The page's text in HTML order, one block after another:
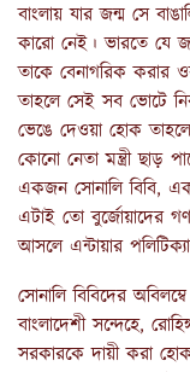
বাংলায় যার জন্ম সে
কারো নেই। ভারতে যে
তাকে বেনাগরিক করার
তাহলে সেই সব ভোটে
ভেঙে দেওয়া হোক
কোনো নেতা মন্ত্রী ছাড়
একজন সোনালি বিবি,
এটাই তো বুর্জোয়াদের
আসলে এন্টায়ার
সোনালি বিবিদের
বাংলাদেশী সন্দেহে,
সরকারকে দায়ী করা